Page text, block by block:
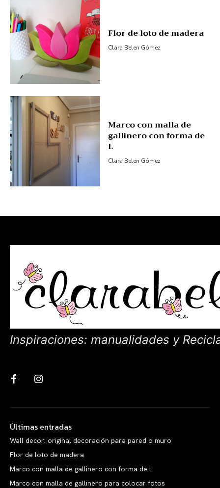
Flor de loto de madera
Clara Belen Gómez
Marco con malla de
gallinero con forma de
L
Clara Belen Gómez
Inspiraciones: manualidades y
Últimas entradas
Wall decor: original decoración para pared o muro
Flor de loto de madera
Marco con malla de gallinero con forma de L
Marco con malla de gallinero para colocar fotos